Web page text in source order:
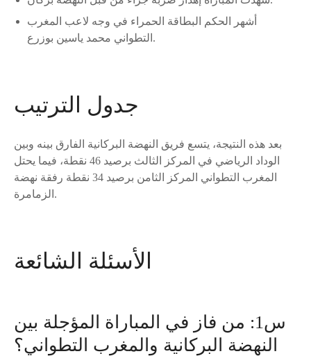
أشهر الحكم البطاقة الحمراء في وجه لاعب المغرب
التطواني محمد ياسين بوزرع.
جدول الترتيب
بعد هذه النتيجة، يتسع فريق النهضة البركانية الفارق بينه وبين
الوداد الرياضي في المركز الثالث برصيد 46 نقطة، فيما يحتل
المغرب التطواني المركز الثامن برصيد 34 نقطة رفقة نهضة
الزمامرة.
الأسئلة الشائعة
س1: من فاز في المباراة المؤجلة بين
النهضة البركانية والمغرب التطواني؟